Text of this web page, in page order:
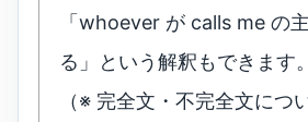
「whoever が calls me の
る」という解釈もできます。
（※ 完全文・不完全文につ